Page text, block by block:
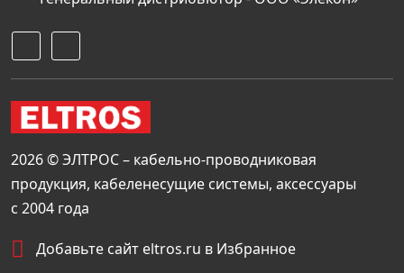
2026 © ЭЛТРОС – кабельно-проводниковая
продукция, кабеленесущие системы, аксессуары
с 2004 года
Добавьте сайт eltros.ru в Избранное